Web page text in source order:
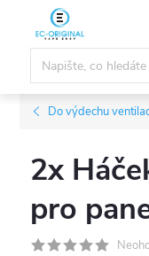
obsah
Do výdechu
2x
pro